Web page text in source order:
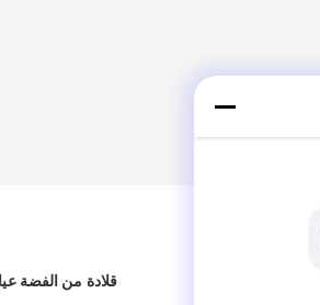
قلادة من الفضة عيار 925 والأحجار